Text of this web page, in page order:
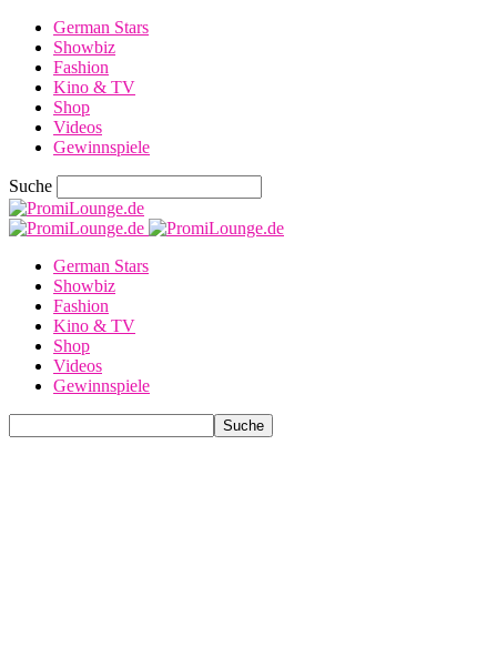
German Stars
Showbiz
Fashion
Kino & TV
Shop
Videos
Gewinnspiele
Suche
German Stars
Showbiz
Fashion
Kino & TV
Shop
Videos
Gewinnspiele